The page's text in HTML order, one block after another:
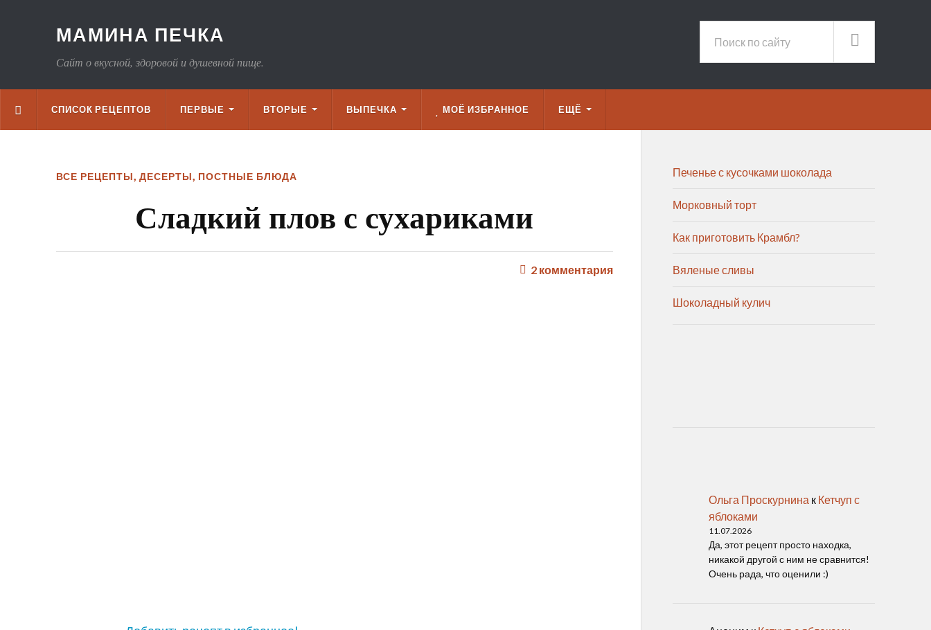
МАМИНА ПЕЧКА
Сайт о вкусной, здоровой и душевной пище.
СПИСОК РЕЦЕПТОВ ПЕРВЫЕ ВТОРЫЕ ВЫПЕЧКА МОЁ ИЗБРАННОЕ ЕЩЁ
ВСЕ РЕЦЕПТЫ, ДЕСЕРТЫ, ПОСТНЫЕ БЛЮДА
Сладкий плов с сухариками
2комментария
Печенье с кусочками шоколада
Морковный торт
Как приготовить Крамбл?
Вяленые сливы
Шоколадный кулич
Ольга Проскурнина к Кетчуп с
яблоками
11.07.2026
Да, этот рецепт просто находка,
никакой другой с ним не сравнится!
Очень рада, что оценили :)